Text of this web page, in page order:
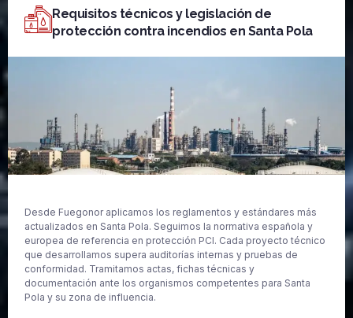
Requisitos técnicos y legislación de
protección contra incendios en Santa Pola
Desde Fuegonor aplicamos los reglamentos y estándares más
actualizados en Santa Pola. Seguimos la normativa española y
europea de referencia en protección PCI. Cada proyecto técnico
que desarrollamos supera auditorías internas y pruebas de
conformidad. Tramitamos actas, fichas técnicas y
documentación ante los organismos competentes para Santa
Pola y su zona de influencia.